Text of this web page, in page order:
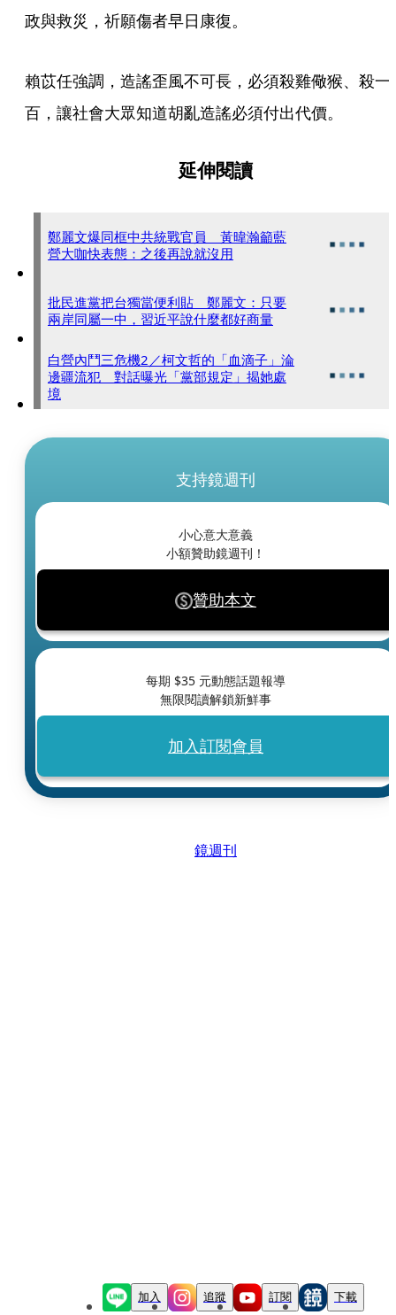
政與救災，祈願傷者早日康復。
賴苡任強調，造謠歪風不可長，必須殺雞儆猴、殺一
百，讓社會大眾知道胡亂造謠必須付出代價。
延伸閱讀
鄭麗文爆同框中共統戰官員 黃暐瀚籲藍
營大咖快表態：之後再說就沒用
批民進黨把台獨當便利貼 鄭麗文：只要
兩岸同屬一中，習近平說什麼都好商量
白營內鬥三危機2／柯文哲的「血滴子」淪
邊疆流犯 對話曝光「黨部規定」揭她處
境
支持鏡週刊
小心意大意義
小額贊助鏡週刊！
贊助本文
每期 $35 元動態話題報導
無限閱讀解鎖新鮮事
加入訂閱會員
鏡週刊
加入 追蹤 訂閱 下載